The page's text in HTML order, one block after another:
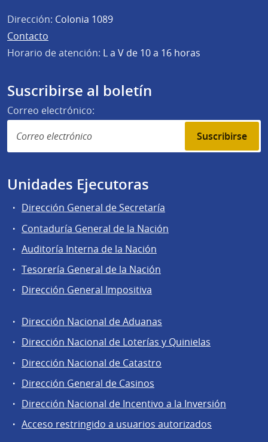
Dirección: Colonia 1089
Contacto
Horario de atención: L a V de 10 a 16 horas
Suscribirse al boletín
Correo electrónico:
Suscribirse
Unidades Ejecutoras
Dirección General de Secretaría
Contaduría General de la Nación
Auditoría Interna de la Nación
Tesorería General de la Nación
Dirección General Impositiva
Áreas
de
la
Dirección
General
de
Secretaría
Dirección Nacional de Aduanas
Dirección Nacional de Loterías y Quinielas
Dirección Nacional de Catastro
Dirección General de Casinos
Dirección Nacional de Incentivo a la Inversión
Acceso restringido a usuarios autorizados